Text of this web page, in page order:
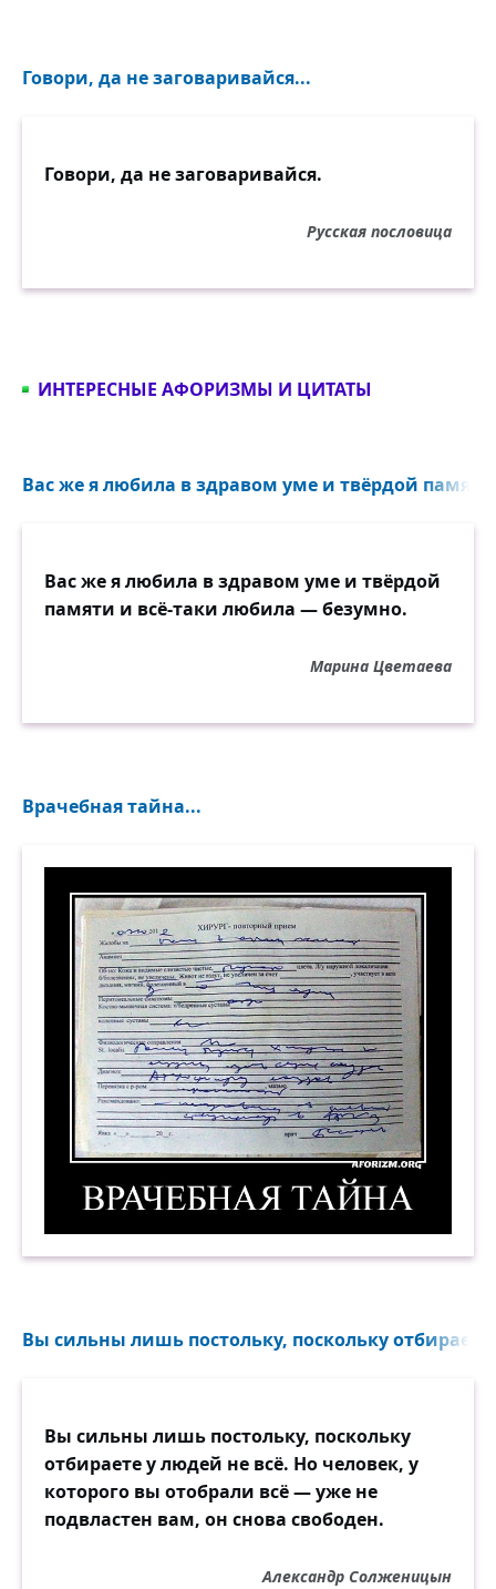
Говори, да не заговаривайся...
Говори, да не заговаривайся.
Русская пословица
ИНТЕРЕСНЫЕ АФОРИЗМЫ И ЦИТАТЫ
Вас же я любила в здравом уме и твёрдой
Вас же я любила в здравом уме и твёрдой
памяти и всё-таки любила — безумно.
Марина Цветаева
Врачебная тайна...
Вы сильны лишь постольку, поскольку
Вы сильны лишь постольку, поскольку
отбираете у людей не всё. Но человек, у
которого вы отобрали всё — уже не
подвластен вам, он снова свободен.
Александр Солженицын